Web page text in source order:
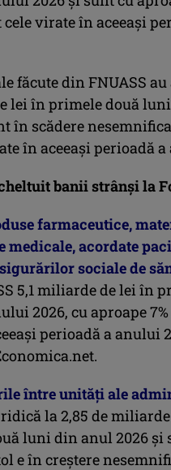
virate în aceeaşi
făcute din FNUASS au
lei în primele două
în scădere
în aceeaşi perioadă
banii strânşi la
farmaceutice,
medicale, acordate
sociale de
5,1 miliarde de lei în
2026, cu aproape
perioadă a anului
între unităţi ale
ridică la 2,85 de
luni din anul 2026 şi
e în creştere